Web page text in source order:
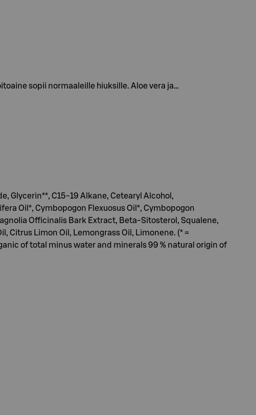
sopii normaaleille hiuksille. Aloe vera ja…
Glycerin**, C15-19 Alkane, Cetearyl Alcohol,
Oil*, Cymbopogon Flexuosus Oil*, Cymbopogon
Officinalis Bark Extract, Beta-Sitosterol, Squalene,
Citrus Limon Oil, Lemongrass Oil, Limonene. (* =
of total minus water and minerals 99 % natural origin of